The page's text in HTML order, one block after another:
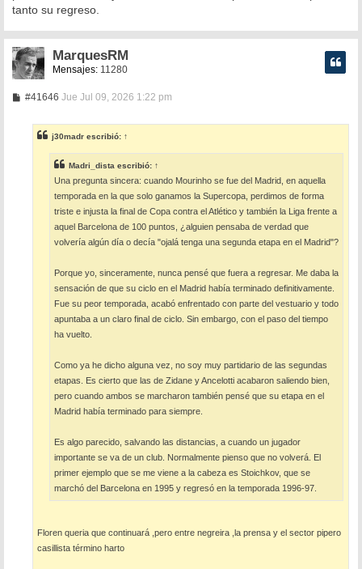
tanto su regreso.
MarquesRM
Mensajes: 11280
#41646M
a
j
e
Jue Jul 09, 2026 1:22 pm
j30madr escribió: ↑
Madri_dista escribió: ↑
Una pregunta sincera: cuando Mourinho se fue del Madrid, en aquella
temporada en la que solo ganamos la Supercopa, perdimos de forma
triste e injusta la final de Copa contra el Atlético y también la Liga frente a
aquel Barcelona de 100 puntos, ¿alguien pensaba de verdad que
volvería algún día o decía "ojalá tenga una segunda etapa en el Madrid"?
Porque yo, sinceramente, nunca pensé que fuera a regresar. Me daba la
sensación de que su ciclo en el Madrid había terminado definitivamente.
Fue su peor temporada, acabó enfrentado con parte del vestuario y todo
apuntaba a un claro final de ciclo. Sin embargo, con el paso del tiempo
ha vuelto.
Como ya he dicho alguna vez, no soy muy partidario de las segundas
etapas. Es cierto que las de Zidane y Ancelotti acabaron saliendo bien,
pero cuando ambos se marcharon también pensé que su etapa en el
Madrid había terminado para siempre.
Es algo parecido, salvando las distancias, a cuando un jugador
importante se va de un club. Normalmente pienso que no volverá. El
primer ejemplo que se me viene a la cabeza es Stoichkov, que se
marchó del Barcelona en 1995 y regresó en la temporada 1996-97.
Floren queria que continuará ,pero entre negreira ,la prensa y el sector pipero
casillista término harto